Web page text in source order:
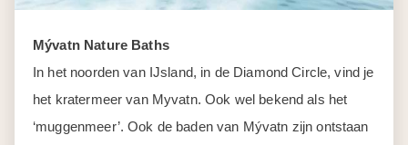
Mývatn Nature Baths
In het noorden van IJsland, in de Diamond Circle, vind je
het kratermeer van Myvatn. Ook wel bekend als het
‘muggenmeer’. Ook de baden van Mývatn zijn ontstaan